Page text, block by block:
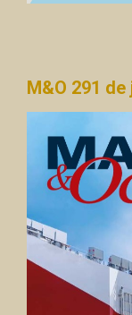
M&O 291 de